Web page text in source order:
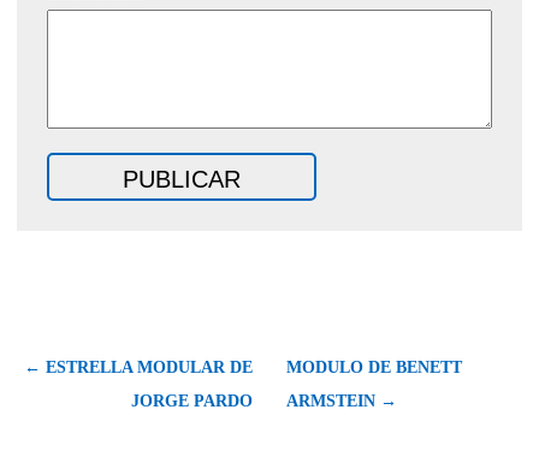
← ESTRELLA MODULAR DE
JORGE PARDO
MODULO DE BENETT
ARMSTEIN →